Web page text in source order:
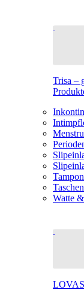
Trisa –
Watte